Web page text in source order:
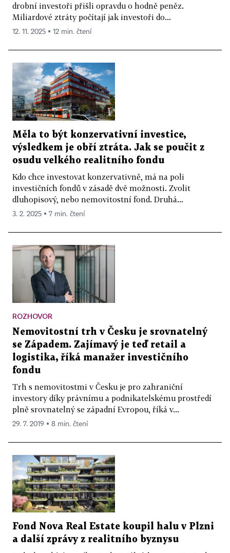
drobní investoři přišli opravdu o hodně peněz.
Miliardové ztráty počítají jak investoři do...
12. 11. 2025 ▪ 12 min. čtení
Měla to být konzervativní investice,
výsledkem je obří ztráta. Jak se poučit z
osudu velkého realitního fondu
Kdo chce investovat konzervativně, má na poli
investičních fondů v zásadě dvě možnosti. Zvolit
dluhopisový, nebo nemovitostní fond. Druhá...
3. 2. 2025 ▪ 7 min. čtení
ROZHOVOR
Nemovitostní trh v Česku je srovnatelný
se Západem. Zajímavý je teď retail a
logistika, říká manažer investičního
fondu
Trh s nemovitostmi v Česku je pro zahraniční
investory díky právnímu a podnikatelskému prostředí
plně srovnatelný se západní Evropou, říká v...
29. 7. 2019 ▪ 8 min. čtení
Fond Nova Real Estate koupil halu v Plzni
a další zprávy z realitního byznysu